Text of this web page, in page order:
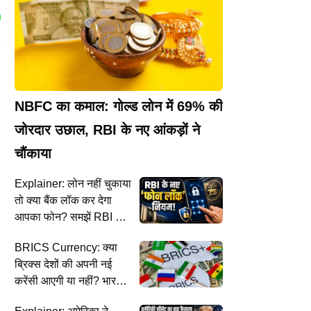
NBFC का कमाल: गोल्ड लोन में 69% की
जोरदार उछाल, RBI के नए आंकड़ों ने
चौंकाया
Explainer: लोन नहीं चुकाया
तो क्या बैंक लॉक कर देगा
आपका फोन? समझें RBI के
BRICS Currency: क्या
ब्रिक्स देशों की अपनी नई
करेंसी आएगी या नहीं? भारत ने